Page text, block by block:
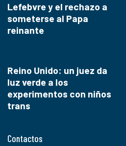
Contactos
Lefebvre y el rechazo a
someterse al Papa
reinante
Reino Unido: un juez da
luz verde a los
experimentos con niños
trans